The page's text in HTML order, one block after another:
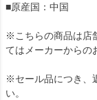
■原産国：中国
※こちらの商品は店
てはメーカーからの
※セール品につき、
い。